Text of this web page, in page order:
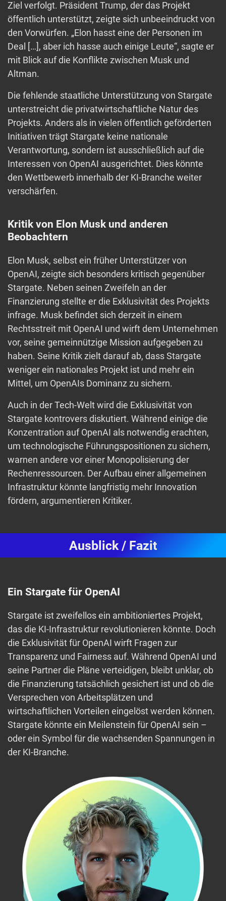
Ziel verfolgt. Präsident Trump, der das Projekt
öffentlich unterstützt, zeigte sich unbeeindruckt von
den Vorwürfen. „Elon hasst eine der Personen im
Deal […], aber ich hasse auch einige Leute“, sagte er
mit Blick auf die Konflikte zwischen Musk und
Altman.
Die fehlende staatliche Unterstützung von Stargate
unterstreicht die privatwirtschaftliche Natur des
Projekts. Anders als in vielen öffentlich geförderten
Initiativen trägt Stargate keine nationale
Verantwortung, sondern ist ausschließlich auf die
Interessen von OpenAI ausgerichtet. Dies könnte
den Wettbewerb innerhalb der KI-Branche weiter
verschärfen.
Kritik von Elon Musk und anderen
Beobachtern
Elon Musk, selbst ein früher Unterstützer von
OpenAI, zeigte sich besonders kritisch gegenüber
Stargate. Neben seinen Zweifeln an der
Finanzierung stellte er die Exklusivität des Projekts
infrage. Musk befindet sich derzeit in einem
Rechtsstreit mit OpenAI und wirft dem Unternehmen
vor, seine gemeinnützige Mission aufgegeben zu
haben. Seine Kritik zielt darauf ab, dass Stargate
weniger ein nationales Projekt ist und mehr ein
Mittel, um OpenAIs Dominanz zu sichern.
Auch in der Tech-Welt wird die Exklusivität von
Stargate kontrovers diskutiert. Während einige die
Konzentration auf OpenAI als notwendig erachten,
um technologische Führungspositionen zu sichern,
warnen andere vor einer Monopolisierung der
Rechenressourcen. Der Aufbau einer allgemeinen
Infrastruktur könnte langfristig mehr Innovation
fördern, argumentieren Kritiker.
Ausblick / Fazit
Ein Stargate für OpenAI
Stargate ist zweifellos ein ambitioniertes Projekt,
das die KI-Infrastruktur revolutionieren könnte. Doch
die Exklusivität für OpenAI wirft Fragen zur
Transparenz und Fairness auf. Während OpenAI und
seine Partner die Pläne verteidigen, bleibt unklar, ob
die Finanzierung tatsächlich gesichert ist und ob die
Versprechen von Arbeitsplätzen und
wirtschaftlichen Vorteilen eingelöst werden können.
Stargate könnte ein Meilenstein für OpenAI sein –
oder ein Symbol für die wachsenden Spannungen in
der KI-Branche.